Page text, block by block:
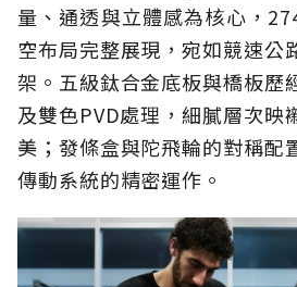
量、通透與立體感為核心，
空布局完整展現，宛如競速公
架。五級鈦合金底板與橋板歷
及雙色PVD處理，細膩層次映
美；發條盒與陀飛輪的對稱配
傳動系統的精密運作。